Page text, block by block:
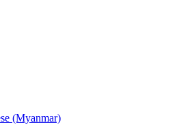
(Myanmar)